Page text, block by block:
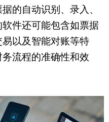
的自动识别、录入、
件还可能包含如票据
以及智能对账等特
流程的准确性和效